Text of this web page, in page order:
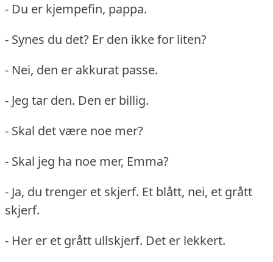
- Du er kjempefin, pappa.
- Synes du det? Er den ikke for liten?
- Nei, den er akkurat passe.
- Jeg tar den. Den er billig.
- Skal det være noe mer?
- Skal jeg ha noe mer, Emma?
- Ja, du trenger et skjerf. Et blått, nei, et grått
skjerf.
- Her er et grått ullskjerf. Det er lekkert.